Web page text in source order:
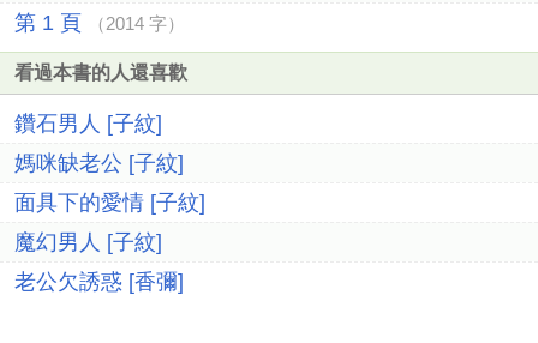
第 1 頁 （2014 字）
看過本書的人還喜歡
鑽石男人 [子紋]
媽咪缺老公 [子紋]
面具下的愛情 [子紋]
魔幻男人 [子紋]
老公欠誘惑 [香彌]